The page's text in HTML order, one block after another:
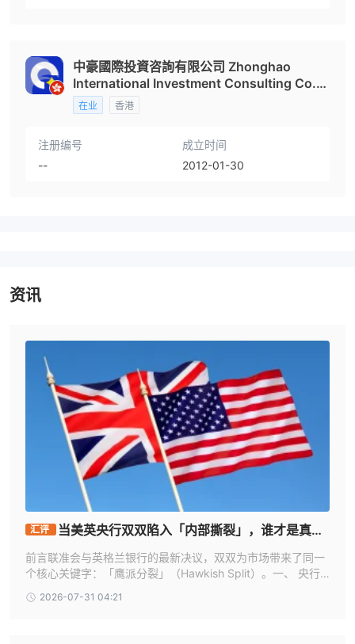
中豪國際投資咨詢有限公司 Zhonghao
International Investment Consulting Co.,
Limited
在业 香港
注册编号
--
成立时间
2012-01-30
资讯
汇评
当美英央行双双陷入「内部撕裂」，谁才是真正
的赢家？
前言联准会与英格兰银行的最新决议，双双为市场带来了同一
个核心关键字：「鹰派分裂」（Hawkish Split）。一、 央行
去的升息，像是一记重拳。打下去很痛，但方向明确，市场挨
2026-07-31 04:21